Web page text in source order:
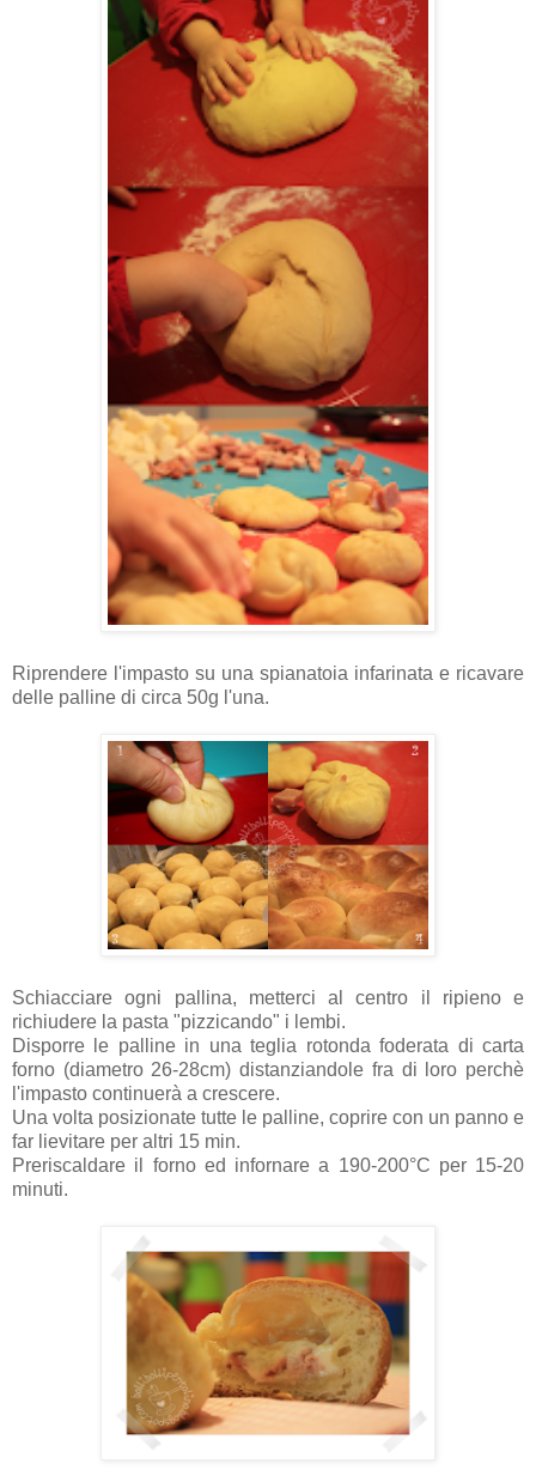
Riprendere l'impasto su una spianatoia infarinata e ricavare
delle palline di circa 50g l'una.
Schiacciare ogni pallina, metterci al centro il ripieno e
richiudere la pasta "pizzicando" i lembi.
Disporre le palline in una teglia rotonda foderata di carta
forno (diametro 26-28cm) distanziandole fra di loro perchè
l'impasto continuerà a crescere.
Una volta posizionate tutte le palline, coprire con un panno e
far lievitare per altri 15 min.
Preriscaldare il forno ed infornare a 190-200°C per 15-20
minuti.